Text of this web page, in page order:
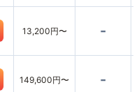
13,200円〜 -
149,600円〜 -